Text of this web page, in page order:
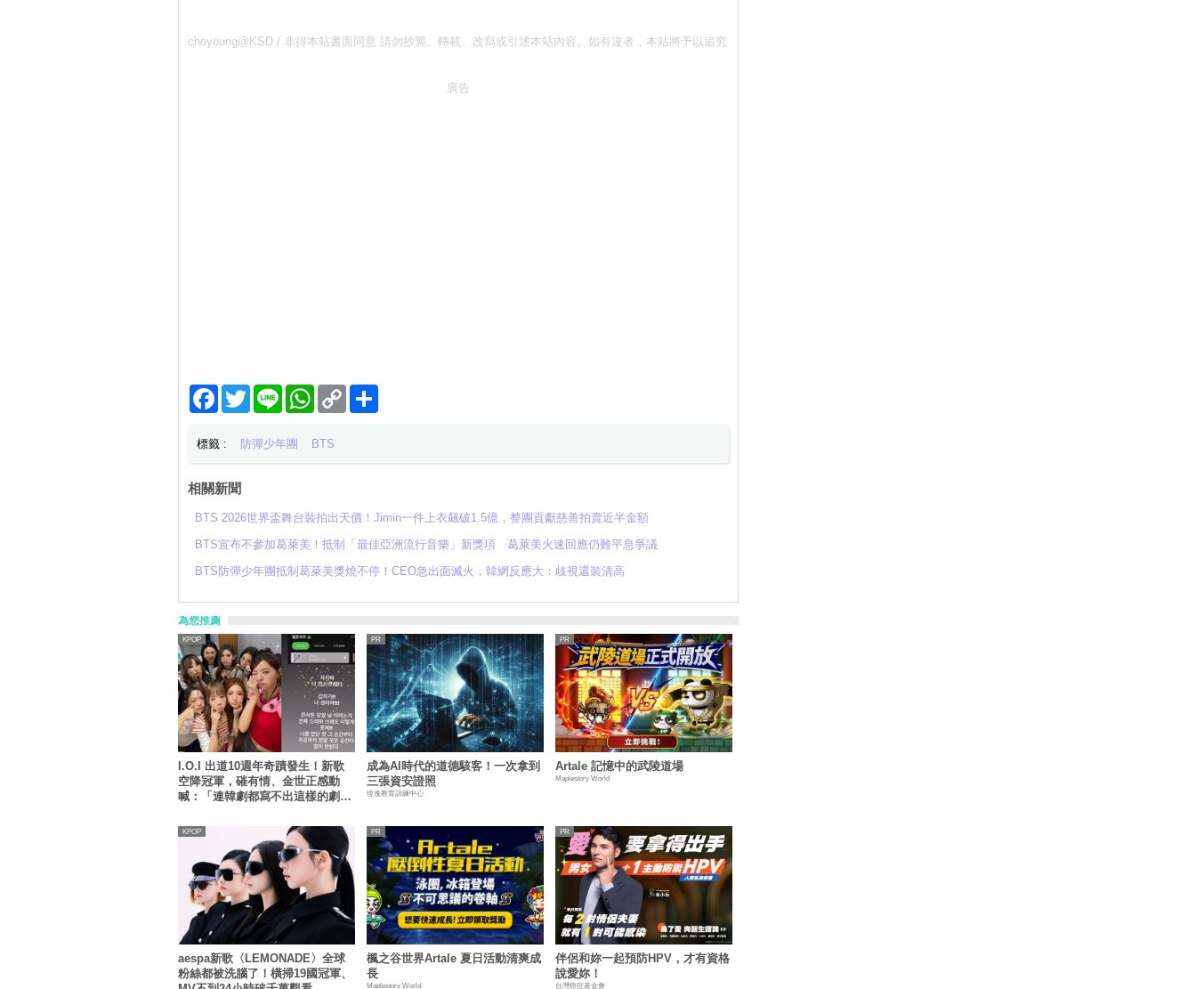
choyoung@KSD / 非得本站書面同意 請勿抄襲、轉載、改寫或引述本站內容。如有違者，本站將予以追究
廣告
Facebook
TwitterLine WhatsApp
Copy
Link
分
標籤 : 防彈少年團 BTS
相關新聞
BTS 2026世界盃舞台裝拍出天價！Jimin一件上衣飆破1.5億，整團貢獻慈善拍賣近半金額
BTS宣布不參加葛萊美！抵制「最佳亞洲流行音樂」新獎項 葛萊美火速回應仍難平息爭議
BTS防彈少年團抵制葛萊美獎燒不停！CEO急出面滅火，韓網反應大：歧視還裝清高
為您推薦
I.O.I 出道10週年奇蹟發生！新歌
空降冠軍，磪有情、金世正感動
喊：「連韓劇都寫不出這樣的劇
KPOP
成為AI時代的道德駭客！一次拿到
三張資安證照
恆逸教育訓練中心
Artale 記憶中的武陵道場
Maplestory World
aespa新歌〈LEMONADE〉全球
粉絲都被洗腦了！橫掃19國冠軍、
KPOP
楓之谷世界Artale 夏日活動清爽成
長
Maplestory World
伴侶和妳一起預防HPV，才有資格
說愛妳！
台灣癌症基金會